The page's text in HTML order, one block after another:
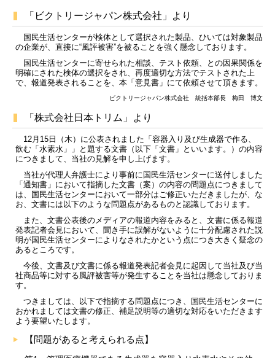
「ビクトリージャパン株式会社」より
国民生活センターが検体として選択された製品、ひいては対象製品
の企業が、直接に“風評被害”を被ることを強く懸念しております。
国民生活センターに寄せられた相談、テスト依頼、との因果関係を
明確にされた検体の選択をされ、再度適切な方法でテストされた上
で、報道発表されることを、本「意見書」にて依頼させて頂きます。
ビクトリージャパン株式会社 統括本部長 梅田 博文
「株式会社日本トリム」より
12月15日（木）に公表されました「容器入り及び生成器で作る、
飲む「水素水」」と題する文書（以下「文書」といいます。）の内容
につきまして、当社の見解を申し上げます。
当社が代理人弁護士により事前に国民生活センターに送付しました
「通知書」において指摘した文書（案）の内容の問題点につきまして
は、国民生活センターにおいて一部分はご修正いただきましたが、な
お、文書には以下のような問題点があるものと認識しております。
また、文書公表後のメディアの報道内容をみると、文書に係る報道
発表記者会見において、聞き手に誤解がないように十分配慮された説
明が国民生活センターによりなされたかという点につき大きく疑念の
あるところです。
今後、文書及び文書に係る報道発表記者会見に起因して当社及び当
社商品等に対する風評被害等が発生することを当社は懸念しておりま
す。
つきましては、以下で指摘する問題点につき、国民生活センターに
おかれましては文書の修正、補足説明等の適切な対応をいただきます
よう要望いたします。
【問題があると考えられる点】